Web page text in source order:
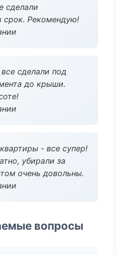
сделали
срок. Рекомендую!
сделали под
до крыши.
- все супер!
убирали за
очень довольны.
вопросы